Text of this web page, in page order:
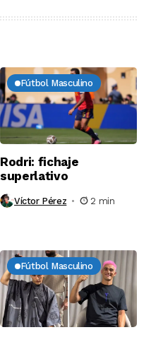
Fútbol Masculino
Rodri: fichaje
superlativo
Víctor Pérez 2 min
Fútbol Masculino